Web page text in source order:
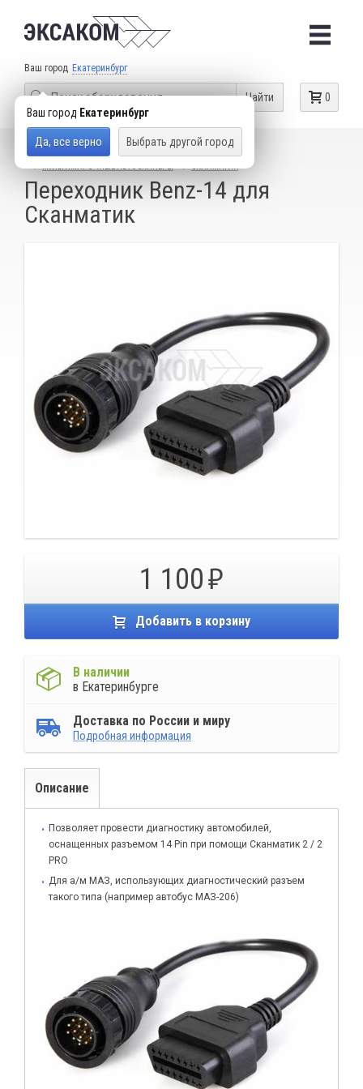
Ваш город Екатеринбург
Ваш город Екатеринбург
Да, все верно Выбрать другой город
0
Найти
КАТАЛОГ ТОВАРОВ
ДИАГНОСТИЧЕСКИЕ СКАНЕРЫ
Переходник Benz-14 для
Сканматик
1 100
Добавить в корзину
В наличии
в Екатеринбурге
Доставка по России и миру
Подробная информация
Описание
Позволяет провести диагностику автомобилей,
оснащенных разъемом 14 Pin при помощи Сканматик 2 / 2
PRO
Для а/м МАЗ, использующих диагностический разъем
такого типа (например автобус МАЗ-206)